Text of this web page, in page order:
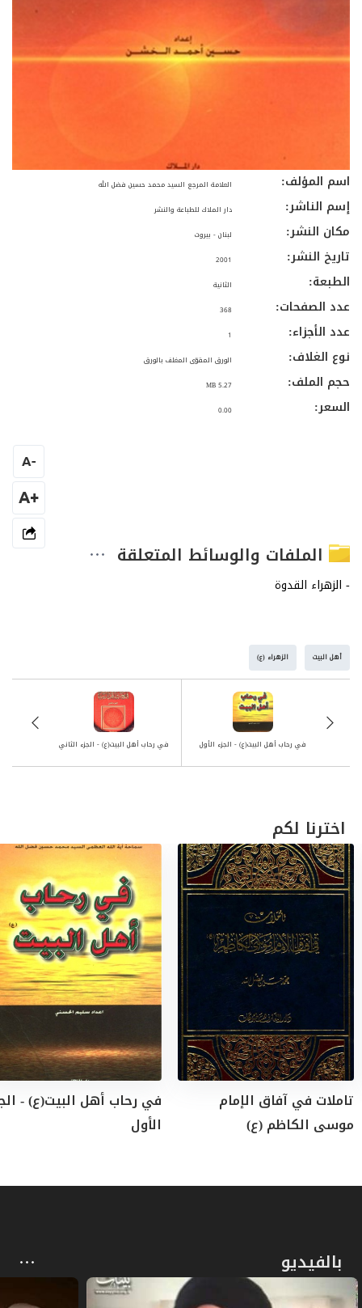
اسم المؤلف: العلامة المرجع السيد محمد حسين فضل الله
إسم الناشر: دار الملاك للطباعة والنشر
مكان النشر: لبنان - بيروت
تاريخ النشر: 2001
الطبعة: الثانية
عدد الصفحات: 368
عدد الأجزاء: 1
نوع الغلاف: الورق المقوّى المغلف بالورق
حجم الملف: 5.27 MB
السعر: 0.00
-
A
+A
الملفات والوسائط المتعلقة
أهل البيت الزهراء (ع)
في رحاب أهل البيت(ع) - الجزء الثاني في رحاب أهل البيت(ع) - الجزء الأول
اخترنا لكم
تاملات في آفاق الإمام
موسى الكاظم (ع)
في رحاب أهل البيت(ع) -
الأول
بالفيديو